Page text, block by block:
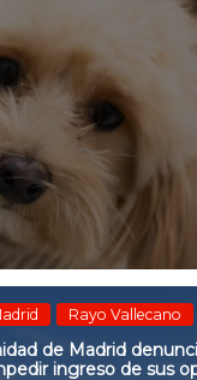
Rayo Vallecano
de Madrid
ingreso de sus